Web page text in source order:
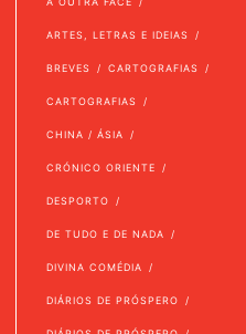
ARTES, LETRAS E IDEIAS
BREVES CARTOGRAFIAS
CARTOGRAFIAS
CHINA / ÁSIA
CRÓNICO ORIENTE
DESPORTO
DE TUDO E DE NADA
DIVINA COMÉDIA
DIÁRIOS DE PRÓSPERO